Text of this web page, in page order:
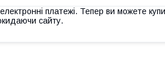
платежі. Тепер ви можете
сайту.